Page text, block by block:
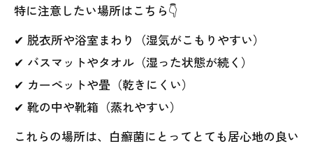
特に注意したい場所はこちら👇
✔ 脱衣所や浴室まわり（湿気がこもりやすい）
✔ バスマットやタオル（湿った状態が続く）
✔ カーペットや畳（乾きにくい）
✔ 靴の中や靴箱（蒸れやすい）
これらの場所は、白癬菌にとってとても居心地の良い